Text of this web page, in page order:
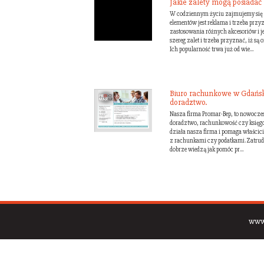
Jakie zalety mogą posiadać
W codziennym życiu zajmujemy
elementów jest reklama i trzeba
zastosowania różnych akcesoriów i
szereg zalet i trzeba przyznać, iż są
Ich popularność trwa już od wie...
Biuro rachunkowe w
doradztwo.
Nasza firma Promar-Bep, to
doradztwo, rachunkowość czy
działa nasza firma i pomaga
z rachunkami czy podatkami.
dobrze wiedzą jak pomóc pr...